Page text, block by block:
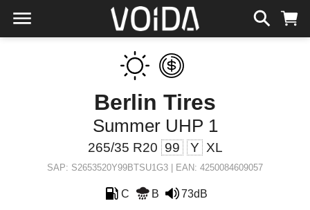
Berlin Tires
Summer UHP 1
265/35 R20 99 Y XL
SAP: S2653520Y99BTSU1G3 | EAN: 4250084609057
C B 73dB